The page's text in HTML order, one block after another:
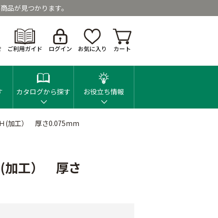
品が見つかります。
ご利用ガイド ログイン お気に入り カート
カタログから探す お役立ち情報
(加工） 厚さ0.075mm
加工） 厚さ